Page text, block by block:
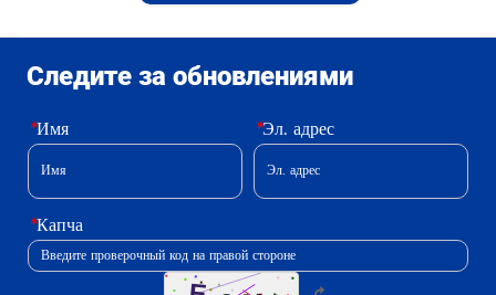
Следите за обновлениями
*Имя *Эл. адрес
*Капча